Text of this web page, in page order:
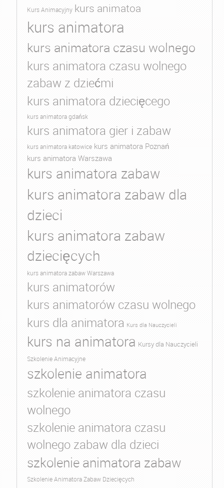
Kurs Animacyjny kurs animatoa
kurs animatora
kurs animatora czasu wolnego
kurs animatora czasu wolnego
zabaw z dziećmi
kurs animatora dziecięcego
kurs animatora gdańsk
kurs animatora gier i zabaw
kurs animatora katowice kurs animatora Poznań
kurs animatora Warszawa
kurs animatora zabaw
kurs animatora zabaw dla
dzieci
kurs animatora zabaw
dziecięcych
kurs animatora zabaw Warszawa
kurs animatorów
kurs animatorów czasu wolnego
kurs dla animatora Kurs dla Nauczycieli
kurs na animatora Kursy dla Nauczycieli
Szkolenie Animacyjne
szkolenie animatora
szkolenie animatora czasu
wolnego
szkolenie animatora czasu
wolnego zabaw dla dzieci
szkolenie animatora zabaw
Szkolenie Animatora Zabaw Dziecięcych